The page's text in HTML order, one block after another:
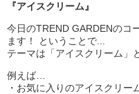
『アイスクリーム』
今日のTREND GARDENのコ
ます！ ということで...
テーマは「アイスクリーム」
例えば…
・お気に入りのアイスクリー